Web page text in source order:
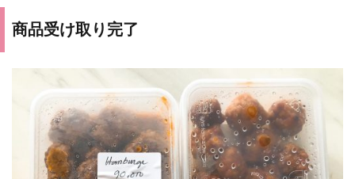
商品受け取り完了